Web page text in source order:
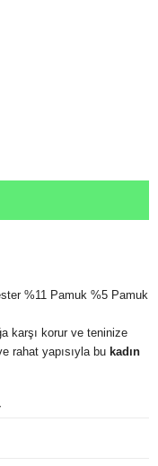
%11 Pamuk %5 Pamuk
karşı korur ve teninize
rahat yapısıyla bu kadın
hediye olabilir.